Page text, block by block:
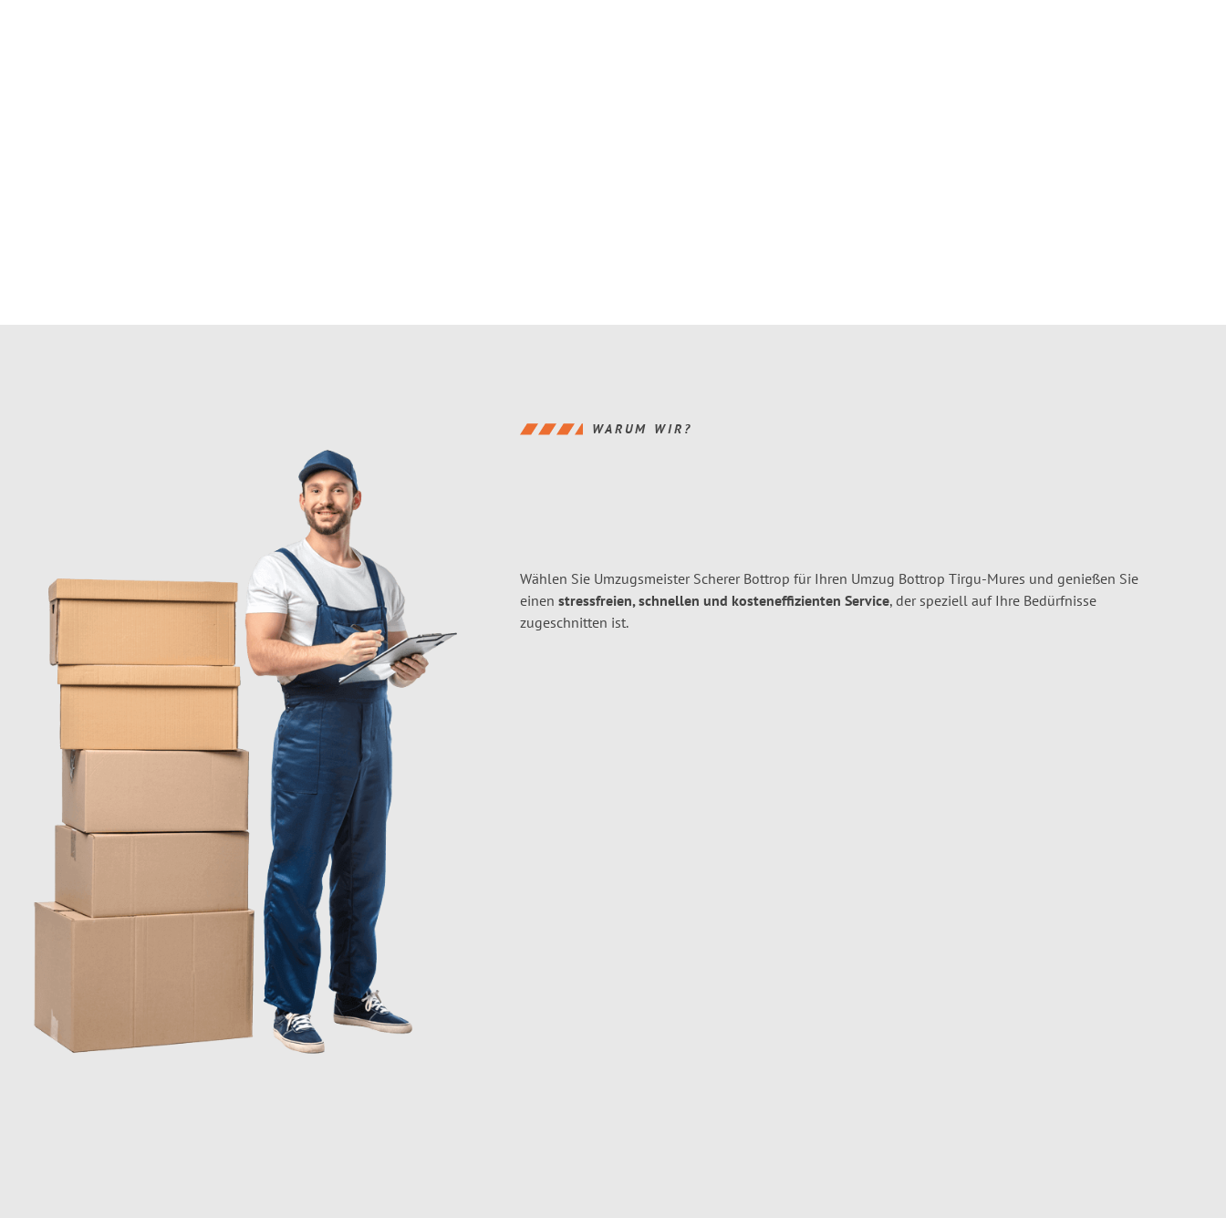
WARUM WIR?
Wählen Sie Umzugsmeister Scherer Bottrop für Ihren Umzug Bottrop Tirgu-Mures und genießen Sie
einen stressfreien, schnellen und kosteneffizienten Service, der speziell auf Ihre Bedürfnisse
zugeschnitten ist.